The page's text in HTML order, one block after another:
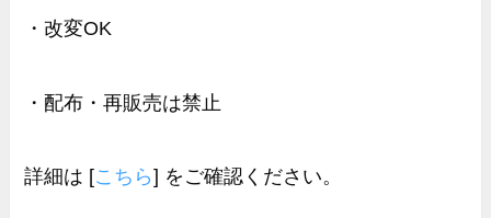
・改変OK
・配布・再販売は禁止
詳細は [こちら] をご確認ください。